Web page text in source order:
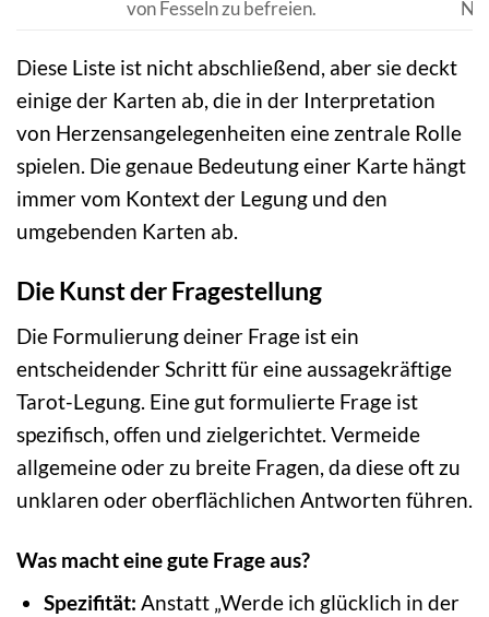
von Fesseln zu befreien.
Diese Liste ist nicht abschließend, aber sie deckt
einige der Karten ab, die in der Interpretation
von Herzensangelegenheiten eine zentrale Rolle
spielen. Die genaue Bedeutung einer Karte hängt
immer vom Kontext der Legung und den
umgebenden Karten ab.
Die Kunst der Fragestellung
Die Formulierung deiner Frage ist ein
entscheidender Schritt für eine aussagekräftige
Tarot-Legung. Eine gut formulierte Frage ist
spezifisch, offen und zielgerichtet. Vermeide
allgemeine oder zu breite Fragen, da diese oft zu
unklaren oder oberflächlichen Antworten führen.
Was macht eine gute Frage aus?
Spezifität: Anstatt „Werde ich glücklich in der